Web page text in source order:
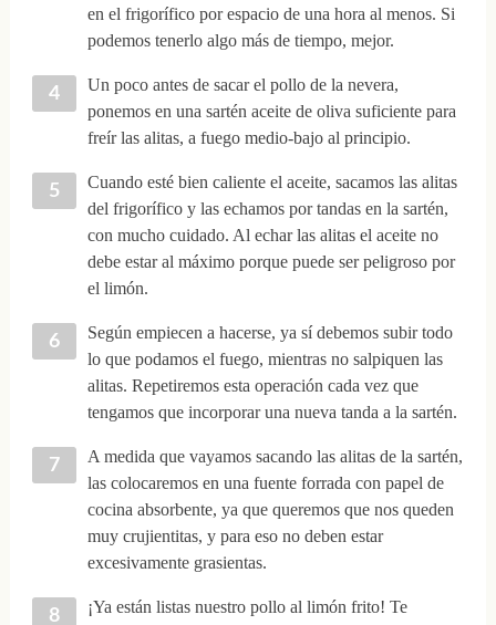
en el frigorífico por espacio de una hora al menos. Si
podemos tenerlo algo más de tiempo, mejor.
Un poco antes de sacar el pollo de la nevera,
ponemos en una sartén aceite de oliva suficiente para
freír las alitas, a fuego medio-bajo al principio.
Cuando esté bien caliente el aceite, sacamos las alitas
del frigorífico y las echamos por tandas en la sartén,
con mucho cuidado. Al echar las alitas el aceite no
debe estar al máximo porque puede ser peligroso por
el limón.
Según empiecen a hacerse, ya sí debemos subir todo
lo que podamos el fuego, mientras no salpiquen las
alitas. Repetiremos esta operación cada vez que
tengamos que incorporar una nueva tanda a la sartén.
A medida que vayamos sacando las alitas de la sartén,
las colocaremos en una fuente forrada con papel de
cocina absorbente, ya que queremos que nos queden
muy crujientitas, y para eso no deben estar
excesivamente grasientas.
¡Ya están listas nuestro pollo al limón frito! Te